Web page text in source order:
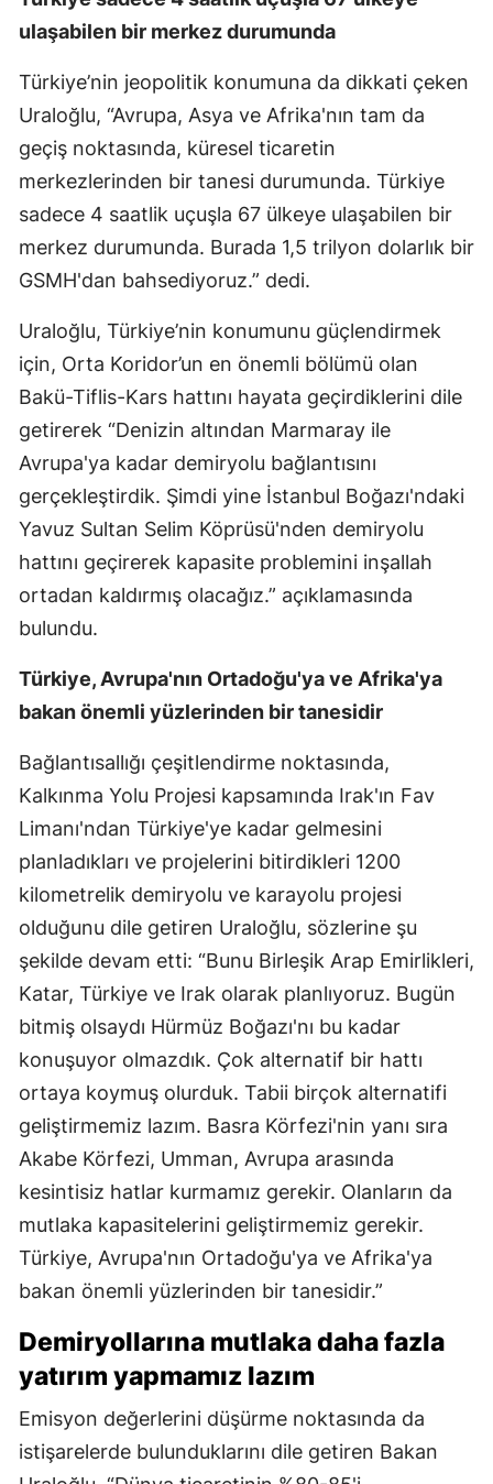
ulaşabilen bir merkez durumunda
Türkiye’nin jeopolitik konumuna da dikkati çeken
Uraloğlu, “Avrupa, Asya ve Afrika'nın tam da
geçiş noktasında, küresel ticaretin
merkezlerinden bir tanesi durumunda. Türkiye
sadece 4 saatlik uçuşla 67 ülkeye ulaşabilen bir
merkez durumunda. Burada 1,5 trilyon dolarlık bir
GSMH'dan bahsediyoruz.” dedi.
Uraloğlu, Türkiye’nin konumunu güçlendirmek
için, Orta Koridor’un en önemli bölümü olan
Bakü-Tiflis-Kars hattını hayata geçirdiklerini dile
getirerek “Denizin altından Marmaray ile
Avrupa'ya kadar demiryolu bağlantısını
gerçekleştirdik. Şimdi yine İstanbul Boğazı'ndaki
Yavuz Sultan Selim Köprüsü'nden demiryolu
hattını geçirerek kapasite problemini inşallah
ortadan kaldırmış olacağız.” açıklamasında
bulundu.
Türkiye, Avrupa'nın Ortadoğu'ya ve Afrika'ya
bakan önemli yüzlerinden bir tanesidir
Bağlantısallığı çeşitlendirme noktasında,
Kalkınma Yolu Projesi kapsamında Irak'ın Fav
Limanı'ndan Türkiye'ye kadar gelmesini
planladıkları ve projelerini bitirdikleri 1200
kilometrelik demiryolu ve karayolu projesi
olduğunu dile getiren Uraloğlu, sözlerine şu
şekilde devam etti: “Bunu Birleşik Arap Emirlikleri,
Katar, Türkiye ve Irak olarak planlıyoruz. Bugün
bitmiş olsaydı Hürmüz Boğazı'nı bu kadar
konuşuyor olmazdık. Çok alternatif bir hattı
ortaya koymuş olurduk. Tabii birçok alternatifi
geliştirmemiz lazım. Basra Körfezi'nin yanı sıra
Akabe Körfezi, Umman, Avrupa arasında
kesintisiz hatlar kurmamız gerekir. Olanların da
mutlaka kapasitelerini geliştirmemiz gerekir.
Türkiye, Avrupa'nın Ortadoğu'ya ve Afrika'ya
bakan önemli yüzlerinden bir tanesidir.”
Demiryollarına mutlaka daha fazla
yatırım yapmamız lazım
Emisyon değerlerini düşürme noktasında da
istişarelerde bulunduklarını dile getiren Bakan